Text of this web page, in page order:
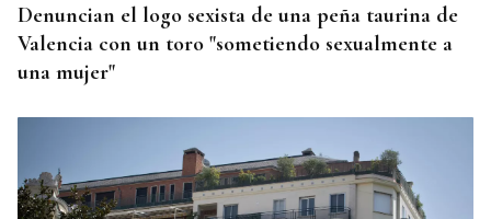
Denuncian el logo sexista de una peña taurina de
Valencia con un toro "sometiendo sexualmente a
una mujer"